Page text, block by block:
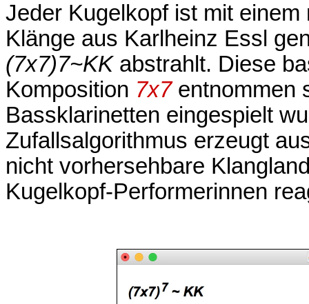
Jeder Kugelkopf ist mit
Klänge aus Karlheinz Essl
(7x7)7~KKabstrahlt. Diese
Komposition 7x7entnommen
Bassklarinetten eingespielt
Zufallsalgorithmus erzeugt
nicht vorhersehbare
Kugelkopf-Performerinnen